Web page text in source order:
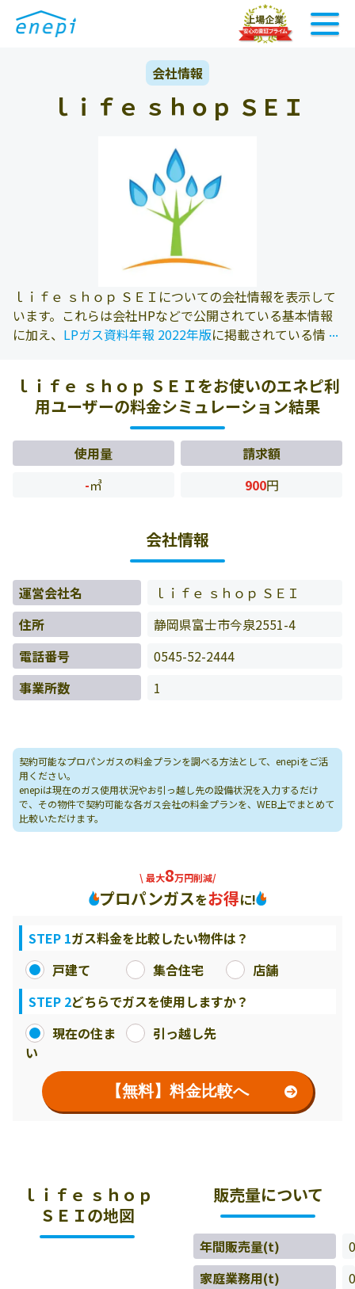
会社情報
ｌｉｆｅ ｓｈｏｐ ＳＥＩ
ｌｉｆｅ ｓｈｏｐ ＳＥＩについての会社情報を表示して
います。これらは会社HPなどで公開されている基本情報
に加え、 LPガス資料年報 2022年版に掲載されている情報
す。
...
...
ｌｉｆｅ ｓｈｏｐ ＳＥＩをお使いのエネピ利
用ユーザーの料金シミュレーション結果
使用量
請求額
-㎥ 900円
会社情報
運営会社名
ｌｉｆｅ ｓｈｏｐ ＳＥＩ
住所
静岡県富士市今泉2551-4
電話番号
0545-52-2444
事業所数
1
契約可能なプロパンガスの料金プランを調べる方法として、enepiをご活
用ください。
enepiは現在のガス使用状況やお引っ越し先の設備状況を入力するだけ
で、その物件で契約可能な各ガス会社の料金プランを、WEB上でまとめて
比較いただけます。
\ 最大8万円削減/
プロパンガスをお得に!
STEP 1ガス料金を比較したい物件は？
戸建て
集合住宅
店舗
STEP 2どちらでガスを使用しますか？
現在の住ま
い
引っ越し先
【無料】料金比較へ
ｌｉｆｅ ｓｈｏｐ
ＳＥＩの地図
販売量について
年間販売量(t)
0
家庭業務用(t)
0